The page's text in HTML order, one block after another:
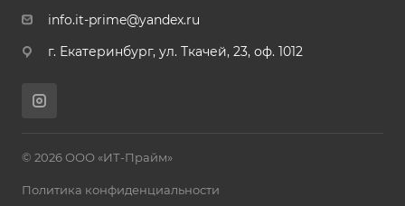
info.it-prime@yandex.ru
г. Екатеринбург, ул. Ткачей, 23, оф. 1012
© 2026 ООО «ИТ-Прайм»
Политика конфиденциальности